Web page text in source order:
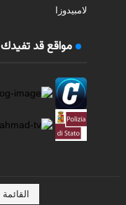
لامبيدوزا
مواقع قد تفيدك